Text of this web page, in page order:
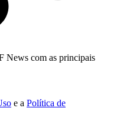
News com as principais
e a Política de